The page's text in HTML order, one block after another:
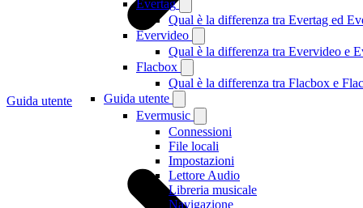
Evertag
Qual è la differenza tra Evertag ed
Evervideo
Qual è la differenza tra Evervideo e
Flacbox
Qual è la differenza tra Flacbox e
Guida utente
Evermusic
Connessioni
File locali
Impostazioni
Lettore Audio
Libreria musicale
Navigazione
Guida utente